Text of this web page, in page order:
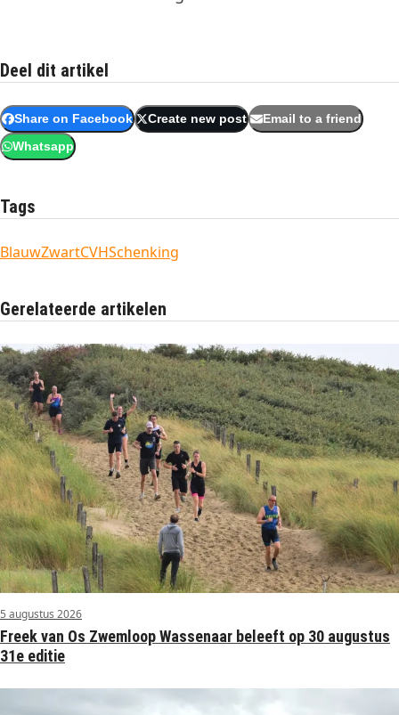
Deel dit artikel
Share on Facebook Create new post Email to a friend
Whatsapp
Tags
BlauwZwartCVHSchenking
Gerelateerde artikelen
5 augustus 2026
Freek van Os Zwemloop Wassenaar beleeft op 30 augustus
31e editie